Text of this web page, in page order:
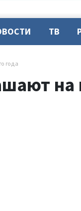
ТВ
года
на